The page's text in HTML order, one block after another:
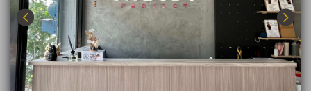
新客優惠價，教練課程
單堂只要$1111，購買
堂數為36/48堂* 新客
凡購買教練課程即可參